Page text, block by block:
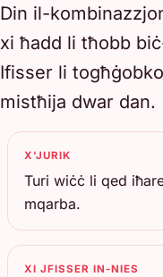
Din il-
xi ħadd li tħobb
Ifisser li
mistħija dwar dan.
X'JURIK
Turi wiċċ li qed
mqarba.
XI JFISSER IN-NIES